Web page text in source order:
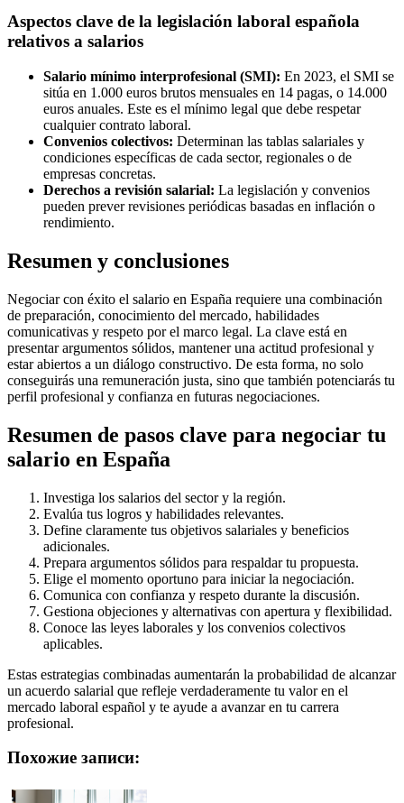
Aspectos clave de la legislación laboral española
relativos a salarios
Salario mínimo interprofesional (SMI): En 2023, el SMI se
sitúa en 1.000 euros brutos mensuales en 14 pagas, o 14.000
euros anuales. Este es el mínimo legal que debe respetar
cualquier contrato laboral.
Convenios colectivos: Determinan las tablas salariales y
condiciones específicas de cada sector, regionales o de
empresas concretas.
Derechos a revisión salarial: La legislación y convenios
pueden prever revisiones periódicas basadas en inflación o
rendimiento.
Resumen y conclusiones
Negociar con éxito el salario en España requiere una combinación
de preparación, conocimiento del mercado, habilidades
comunicativas y respeto por el marco legal. La clave está en
presentar argumentos sólidos, mantener una actitud profesional y
estar abiertos a un diálogo constructivo. De esta forma, no solo
conseguirás una remuneración justa, sino que también potenciarás tu
perfil profesional y confianza en futuras negociaciones.
Resumen de pasos clave para negociar tu
salario en España
Investiga los salarios del sector y la región.
Evalúa tus logros y habilidades relevantes.
Define claramente tus objetivos salariales y beneficios
adicionales.
Prepara argumentos sólidos para respaldar tu propuesta.
Elige el momento oportuno para iniciar la negociación.
Comunica con confianza y respeto durante la discusión.
Gestiona objeciones y alternativas con apertura y flexibilidad.
Conoce las leyes laborales y los convenios colectivos
aplicables.
Estas estrategias combinadas aumentarán la probabilidad de alcanzar
un acuerdo salarial que refleje verdaderamente tu valor en el
mercado laboral español y te ayude a avanzar en tu carrera
profesional.
Похожие записи: